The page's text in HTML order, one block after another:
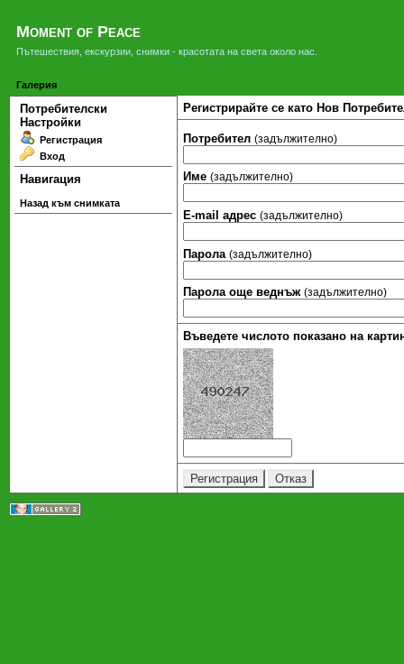
Moment of Peace
Пътешествия, екскурзии, снимки - красотата на света около нас.
Галерия
Потребителски
Настройки
Регистрация
Вход
Навигация
Назад към снимката
Регистрирайте се като Нов
Потребител (задължително)
Име (задължително)
Е-mail адрес (задължително)
Парола (задължително)
Парола още веднъж (задължително)
Въведете числото показано на